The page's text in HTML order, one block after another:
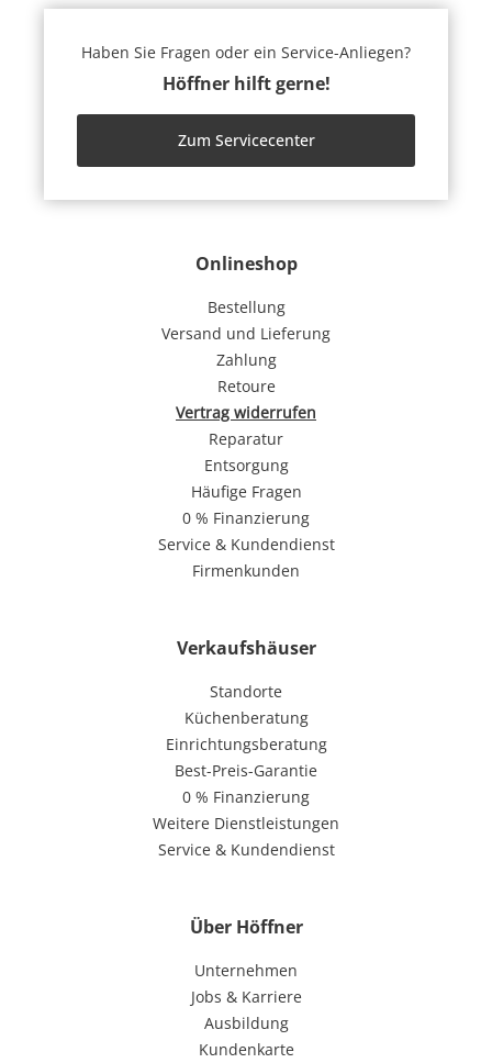
Onlineshop
Bestellung
Versand und Lieferung
Zahlung
Retoure
Vertrag widerrufen
Reparatur
Entsorgung
Häufige Fragen
0 % Finanzierung
Service & Kundendienst
Firmenkunden
Verkaufshäuser
Standorte
Küchenberatung
Einrichtungsberatung
Best-Preis-Garantie
0 % Finanzierung
Weitere Dienstleistungen
Service & Kundendienst
Über Höffner
Unternehmen
Jobs & Karriere
Ausbildung
Kundenkarte
Haben Sie Fragen oder ein Service-Anliegen?
Höffner hilft gerne!
Zum Servicecenter